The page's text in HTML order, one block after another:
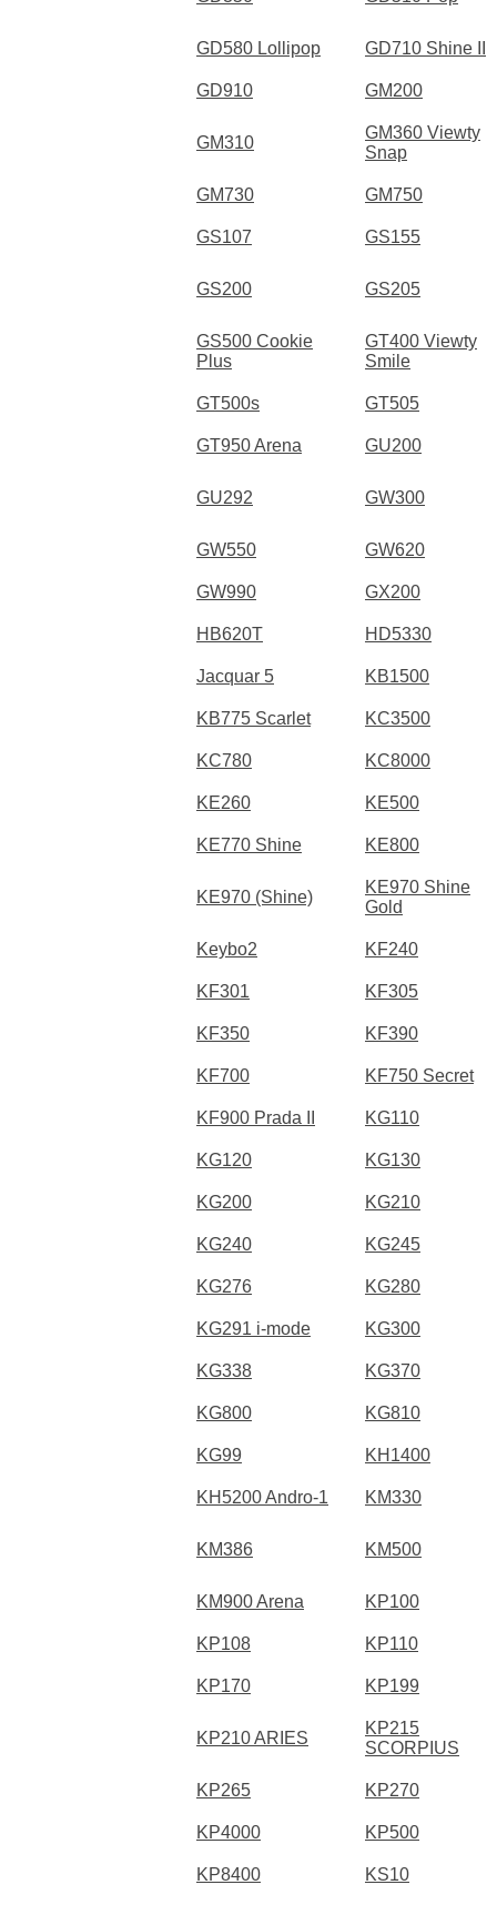
GD580 Lollipop GD710 Shine II
GD910 GM200
GM310
GM360 Viewty
Snap
GM730 GM750
GS107 GS155
GS200 GS205
GS500 Cookie
Plus
GT400 Viewty
Smile
GT500s GT505
GT950 Arena GU200
GU292 GW300
GW550 GW620
GW990 GX200
HB620T HD5330
Jacquar 5 KB1500
KB775 Scarlet KC3500
KC780 KC8000
KE260 KE500
KE770 Shine KE800
KE970 (Shine)
KE970 Shine
Gold
Keybo2 KF240
KF301 KF305
KF350 KF390
KF700 KF750 Secret
KF900 Prada II KG110
KG120 KG130
KG200 KG210
KG240 KG245
KG276 KG280
KG291 i-mode KG300
KG338 KG370
KG800 KG810
KG99 KH1400
KH5200 Andro-1 KM330
KM386 KM500
KM900 Arena KP100
KP108 KP110
KP170 KP199
KP210 ARIES
KP215
SCORPIUS
KP265 KP270
KP4000 KP500
KP8400 KS10